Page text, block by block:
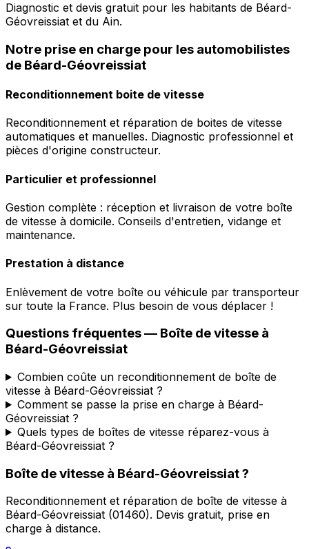
Diagnostic et devis gratuit pour les habitants de Béard-
Géovreissiat et du Ain.
Notre prise en charge pour les automobilistes
de Béard-Géovreissiat
Reconditionnement boite de vitesse
Reconditionnement et réparation de boites de vitesse
automatiques et manuelles. Diagnostic professionnel et
pièces d'origine constructeur.
Particulier et professionnel
Gestion complète : réception et livraison de votre boîte
de vitesse à domicile. Conseils d'entretien, vidange et
maintenance.
Prestation à distance
Enlèvement de votre boîte ou véhicule par transporteur
sur toute la France. Plus besoin de vous déplacer !
Questions fréquentes — Boîte de vitesse à
Béard-Géovreissiat
Combien coûte un reconditionnement de boîte de
vitesse à Béard-Géovreissiat ?
Comment se passe la prise en charge à Béard-
Géovreissiat ?
Quels types de boîtes de vitesse réparez-vous à
Béard-Géovreissiat ?
Boîte de vitesse à Béard-Géovreissiat?
Reconditionnement et réparation de boîte de vitesse à
Béard-Géovreissiat (01460). Devis gratuit, prise en
charge à distance.